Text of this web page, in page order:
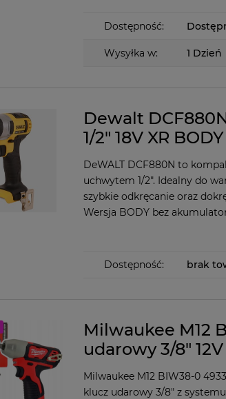
Dostępność:
Wysyłka w: 1 Dzień
Dewalt
1/2" 18V XR BODY
DeWALT DCF880N to
uchwytem 1/2". Idealny do
szybkie odkręcanie oraz
Wersja BODY bez
Dostępność: brak
Milwaukee M12
udarowy 3/8"
Milwaukee M12 BIW38-0
klucz udarowy 3/8" z